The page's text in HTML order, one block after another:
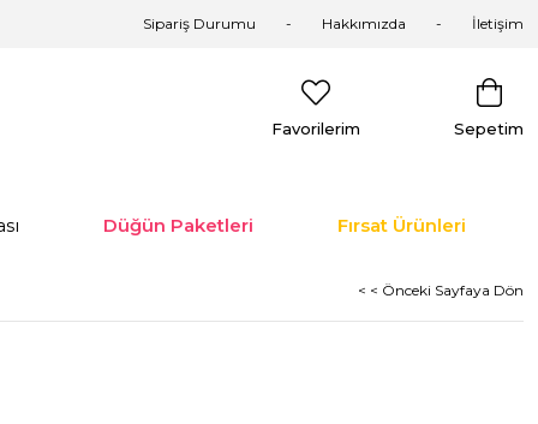
Sipariş Durumu Hakkımızda İletişim
Sepetim
Favorilerim
Düğün Paketleri Fırsat Ürünleri
< < Önceki Sayfaya Dön